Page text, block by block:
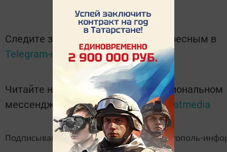
Следите за самым важным и интересным в
Telegram-каналеТатмедиа
Читайте новости Татарстана в национальном
мессенджере MАХ:https://max.ru/tatmedia
Подписывайтесь на нашканалMAX«Чистополь-